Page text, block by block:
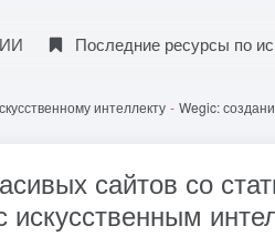
Последние ресурсы по
интеллекту - Wegic:
сайтов со